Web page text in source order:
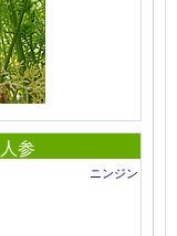
参
ニンジン